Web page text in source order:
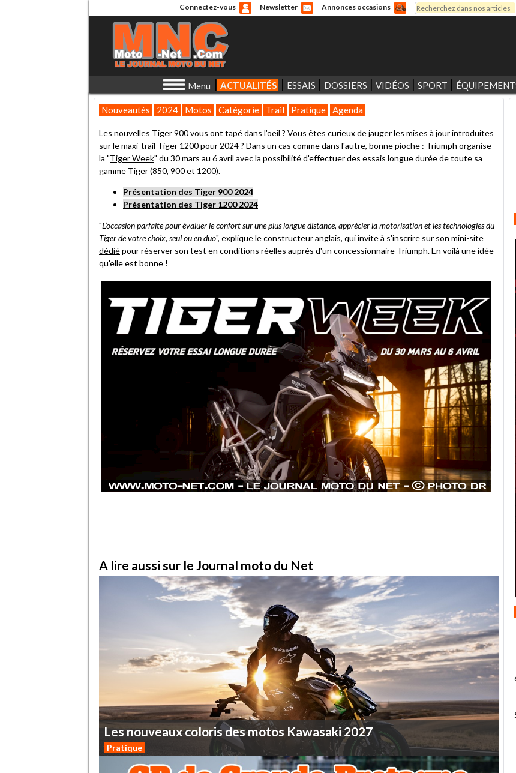
Connectez-vous Newsletter Annonces occasions
Formulaire de
Rechercher
Menu ACTUALITÉS ESSAIS DOSSIERS VIDÉOS SPORT
Nouveautés 2024 Motos Catégorie Trail Pratique Agenda
Les nouvelles Tiger 900 vous ont tapé dans l'oeil ? Vous êtes curieux de jauger les mises à jour introduites
sur le maxi-trail Tiger 1200 pour 2024 ? Dans un cas comme dans l'autre, bonne pioche : Triumph organise
la "Tiger Week" du 30 mars au 6 avril avec la possibilité d'effectuer des essais longue durée de toute sa
gamme Tiger (850, 900 et 1200).
Présentation des Tiger 900 2024
Présentation des Tiger 1200 2024
"L’occasion parfaite pour évaluer le confort sur une plus longue distance, apprécier la motorisation et les technologies du
Tiger de votre choix, seul ou en duo", explique le constructeur anglais, qui invite à s'inscrire sur son mini-site
dédiépour réserver son test en conditions réelles auprès d'un concessionnaire Triumph. En voilà une idée
qu'elle est bonne !
A lire aussi sur le Journal moto du Net
Lesnouveauxcoloris desmotos Kawasaki 2027
Pratique